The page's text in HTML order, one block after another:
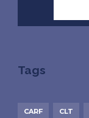
Tags
CARF CLT